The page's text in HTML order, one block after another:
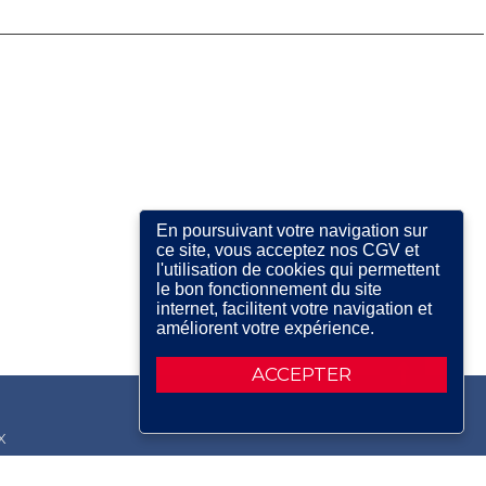
ACCEPTER
En poursuivant votre navigation sur
ce site, vous acceptez nos CGV et
l'utilisation de cookies qui permettent
le bon fonctionnement du site
internet, facilitent votre navigation et
améliorent votre expérience.